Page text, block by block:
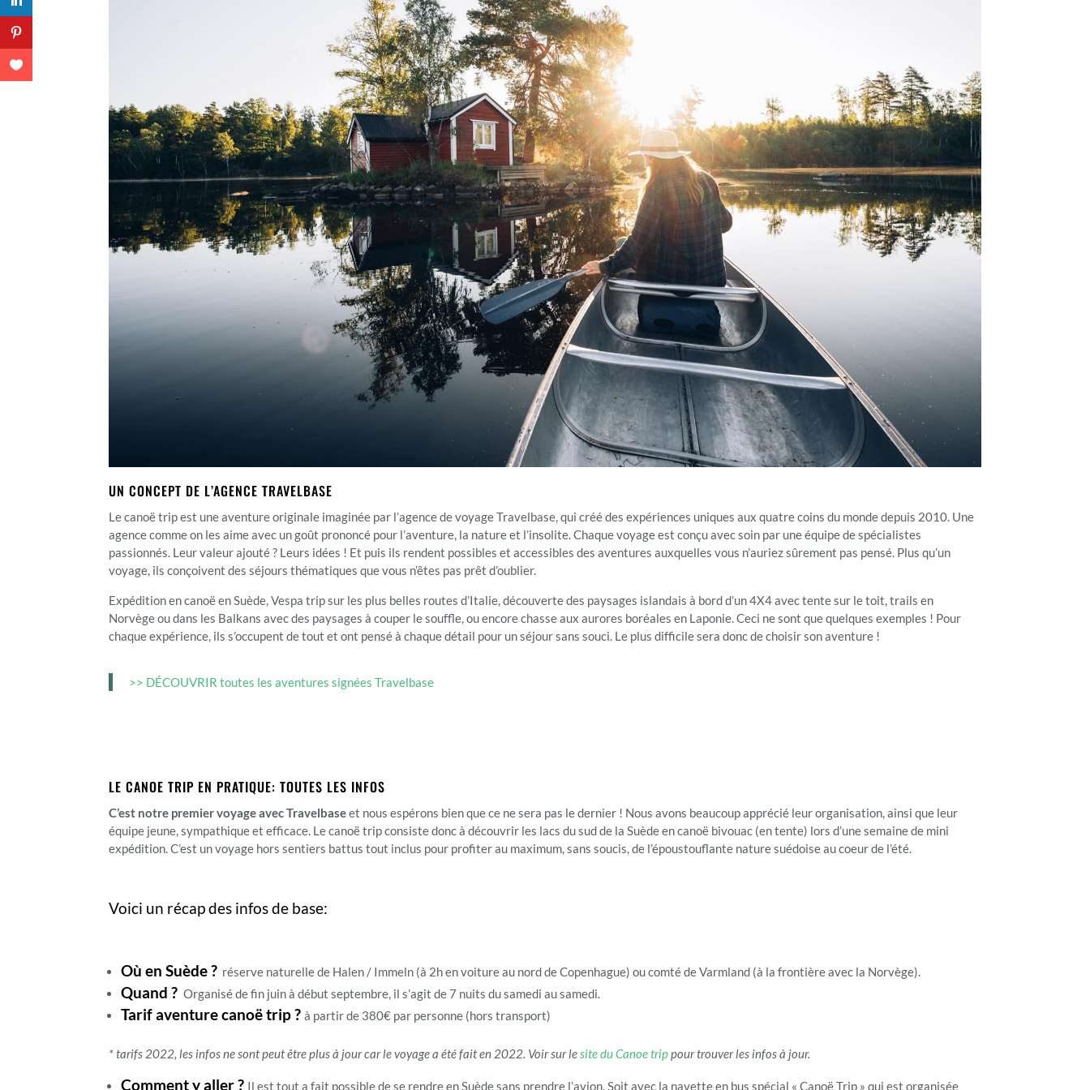
UN CONCEPT DE L’AGENCE TRAVELBASE
Le canoë trip est une aventure originale imaginée par l’agence de voyage Travelbase, qui créé des expériences uniques aux quatre coins du monde depuis 2010. Une
agence comme on les aime avec un goût prononcé pour l’aventure, la nature et l’insolite. Chaque voyage est conçu avec soin par une équipe de spécialistes
passionnés. Leur valeur ajouté ? Leurs idées ! Et puis ils rendent possibles et accessibles des aventures auxquelles vous n’auriez sûrement pas pensé. Plus qu’un
voyage, ils conçoivent des séjours thématiques que vous n’êtes pas prêt d’oublier.
Expédition en canoë en Suède, Vespa trip sur les plus belles routes d’Italie, découverte des paysages islandais à bord d’un 4X4 avec tente sur le toit, trails en
Norvège ou dans les Balkans avec des paysages à couper le souffle, ou encore chasse aux aurores boréales en Laponie. Ceci ne sont que quelques exemples ! Pour
chaque expérience, ils s’occupent de tout et ont pensé à chaque détail pour un séjour sans souci. Le plus difficile sera donc de choisir son aventure !
>> DÉCOUVRIR toutes les aventures signées Travelbase
LE CANOE TRIP EN PRATIQUE: TOUTES LES INFOS
C’est notre premier voyage avec Travelbaseet nous espérons bien que ce ne sera pas le dernier ! Nous avons beaucoup apprécié leur organisation, ainsi que leur
équipe jeune, sympathique et efficace. Le canoë trip consiste donc à découvrir les lacs du sud de la Suède en canoë bivouac (en tente) lors d’une semaine de mini
expédition. C’est un voyage hors sentiers battus tout inclus pour profiter au maximum, sans soucis, de l’époustouflante nature suédoise au coeur de l’été.
Voici un récap des infos de base:
Où en Suède ? réserve naturelle de Halen / Immeln (à 2h en voiture au nord de Copenhague) ou comté de Varmland (à la frontière avec la Norvège).
Quand ? Organisé de fin juin à début septembre, il s’agit de 7 nuits du samedi au samedi.
Tarif aventure canoë trip ? à partir de 380€ par personne (hors transport)
* tarifs 2022, les infos ne sont peut être plus à jour car le voyage a été fait en 2022. Voir sur lesite du Canoe trippour trouver les infos à jour.
Comment y aller ? Il est tout a fait possible de se rendre en Suède sans prendre l’avion. Soit avec la navette en bus spécial « Canoë Trip » qui est organisée